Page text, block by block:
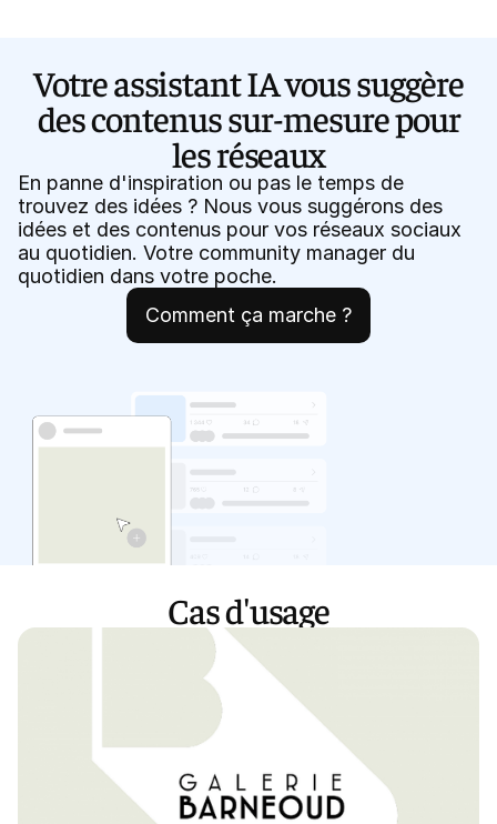
Votre assistant IA vous suggère
des contenus sur-mesure pour
les réseaux
En panne d'inspiration ou pas le temps de
trouvez des idées ? Nous vous suggérons des
idées et des contenus pour vos réseaux sociaux
au quotidien. Votre community manager du
quotidien dans votre poche.
Comment ça marche ?
Cas d'usage